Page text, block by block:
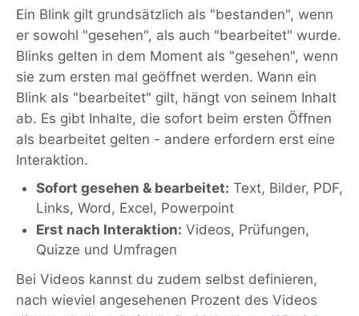
Ein Blink gilt grundsätzlich als "bestanden", wenn
er sowohl "gesehen", als auch "bearbeitet" wurde.
Blinks gelten in dem Moment als "gesehen", wenn
sie zum ersten mal geöffnet werden. Wann ein
Blink als "bearbeitet" gilt, hängt von seinem Inhalt
ab. Es gibt Inhalte, die sofort beim ersten Öffnen
als bearbeitet gelten - andere erfordern erst eine
Interaktion.
Sofort gesehen & bearbeitet: Text, Bilder, PDF,
Links, Word, Excel, Powerpoint
Erst nach Interaktion: Videos, Prüfungen,
Quizze und Umfragen
Bei Videos kannst du zudem selbst definieren,
nach wieviel angesehenen Prozent des Videos